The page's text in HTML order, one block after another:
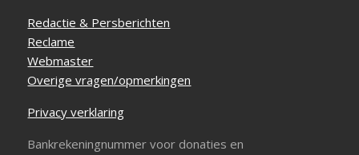
Redactie & Persberichten
Reclame
Webmaster
Overige vragen/opmerkingen
Privacy verklaring
Bankrekeningnummer voor donaties en